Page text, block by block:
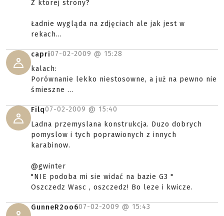
Z której strony?
Ładnie wygląda na zdjęciach ale jak jest w
rekach...
capri07-02-2009 @ 15:28
kalach:
Porównanie lekko niestosowne, a już na pewno nie
śmieszne ...
Filq07-02-2009 @ 15:40
Ladna przemyslana konstrukcja. Duzo dobrych
pomyslow i tych poprawionych z innych
karabinow.
@gwinter
"NIE podoba mi sie widać na bazie G3 "
Oszczedz Wasc , oszczedz! Bo leze i kwicze.
GunneR2oo607-02-2009 @ 15:43